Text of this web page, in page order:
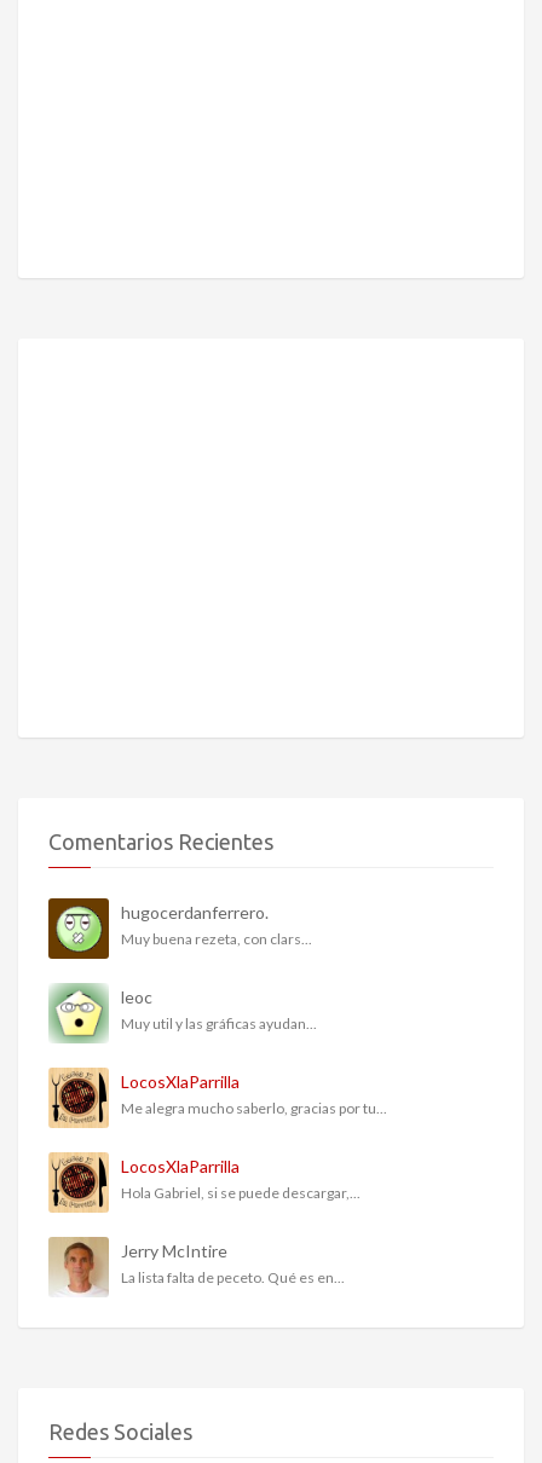
Comentarios Recientes
hugocerdanferrero.
Muy buena rezeta, con clars...
leoc
Muy util y las gráficas ayudan...
LocosXlaParrilla
Me alegra mucho saberlo, gracias por tu...
LocosXlaParrilla
Hola Gabriel, si se puede descargar,...
Jerry McIntire
La lista falta de peceto. Qué es en...
Redes Sociales